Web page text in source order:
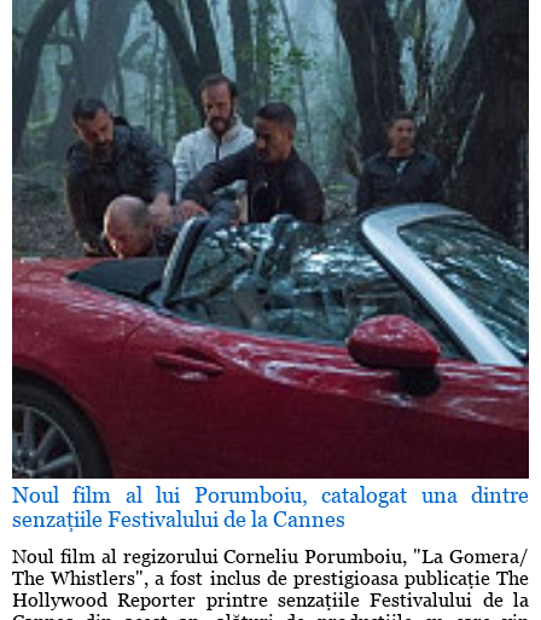
Noul film al lui Porumboiu, catalogat una dintre
senzaţiile Festivalului de la Cannes
Noul film al regizorului Corneliu Porumboiu, "La Gomera/
The Whistlers", a fost inclus de prestigioasa publicaţie The
Hollywood Reporter printre senzaţiile Festivalului de la